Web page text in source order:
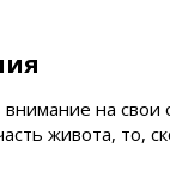
внимание на
живота, то,